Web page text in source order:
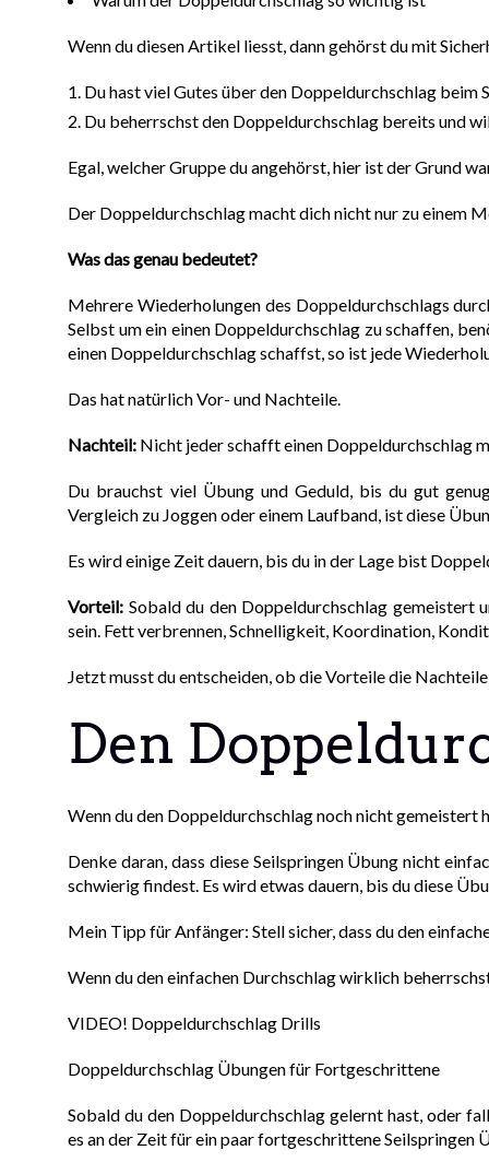
Wenn du diesen Artikel liesst, dann gehörst du mit
Du hast viel Gutes über den Doppeldurchschlag
Du beherrschst den Doppeldurchschlag bereits und
Egal, welcher Gruppe du angehörst, hier ist der Grund
Der Doppeldurchschlag macht dich nicht nur zu einem
Was das genau bedeutet?
Mehrere Wiederholungen des Doppeldurchschlags
Selbst um ein einen Doppeldurchschlag zu schaffen,
einen Doppeldurchschlag schaffst, so ist jede
Das hat natürlich Vor- und Nachteile.
Nachteil: Nicht jeder schafft einen Doppeldurchschlag
Du brauchst viel Übung und Geduld, bis du gut
Vergleich zu Joggen oder einem Laufband, ist diese
Es wird einige Zeit dauern, bis du in der Lage bist
Vorteil: Sobald du den Doppeldurchschlag gemeistert
sein. Fett verbrennen, Schnelligkeit, Koordination,
Jetzt musst du entscheiden, ob die Vorteile die
Den
Wenn du den Doppeldurchschlag noch nicht gemeistert
Denke daran, dass diese Seilspringen Übung nicht
schwierig findest. Es wird etwas dauern, bis du diese
Mein Tipp für Anfänger: Stell sicher, dass du den
Wenn du den einfachen Durchschlag wirklich
VIDEO! Doppeldurchschlag Drills
Doppeldurchschlag Übungen für Fortgeschrittene
Sobald du den Doppeldurchschlag gelernt hast, oder
es an der Zeit für ein paar fortgeschrittene Seilspringen